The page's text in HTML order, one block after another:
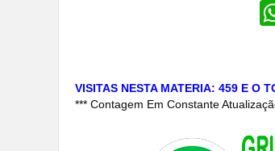
VISITAS NESTA MATERIA: 459 E O
*** Contagem Em Constante